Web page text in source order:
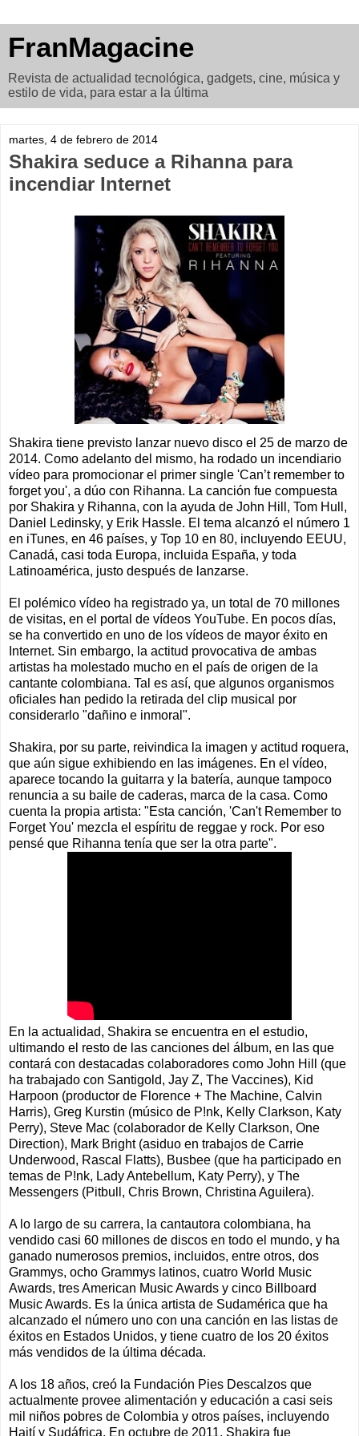
FranMagacine
Revista de actualidad tecnológica, gadgets, cine, música y
estilo de vida, para estar a la última
martes, 4 de febrero de 2014
Shakira seduce a Rihanna para
incendiar Internet
Shakira tiene previsto lanzar nuevo disco el 25 de marzo de
2014. Como adelanto del mismo, ha rodado un incendiario
vídeo para promocionar el primer single 'Can’t remember to
forget you', a dúo con Rihanna. La canción fue compuesta
por Shakira y Rihanna, con la ayuda de John Hill, Tom Hull,
Daniel Ledinsky, y Erik Hassle. El tema alcanzó el número 1
en iTunes, en 46 países, y Top 10 en 80, incluyendo EEUU,
Canadá, casi toda Europa, incluida España, y toda
Latinoamérica, justo después de lanzarse.
El polémico vídeo ha registrado ya, un total de 70 millones
de visitas, en el portal de vídeos YouTube. En pocos días,
se ha convertido en uno de los vídeos de mayor éxito en
Internet. Sin embargo, la actitud provocativa de ambas
artistas ha molestado mucho en el país de origen de la
cantante colombiana. Tal es así, que algunos organismos
oficiales han pedido la retirada del clip musical por
considerarlo "dañino e inmoral".
Shakira, por su parte, reivindica la imagen y actitud roquera,
que aún sigue exhibiendo en las imágenes. En el vídeo,
aparece tocando la guitarra y la batería, aunque tampoco
renuncia a su baile de caderas, marca de la casa. Como
cuenta la propia artista: "Esta canción, 'Can't Remember to
Forget You' mezcla el espíritu de reggae y rock. Por eso
pensé que Rihanna tenía que ser la otra parte".
En la actualidad, Shakira se encuentra en el estudio,
ultimando el resto de las canciones del álbum, en las que
contará con destacadas colaboradores como John Hill (que
ha trabajado con Santigold, Jay Z, The Vaccines), Kid
Harpoon (productor de Florence + The Machine, Calvin
Harris), Greg Kurstin (músico de P!nk, Kelly Clarkson, Katy
Perry), Steve Mac (colaborador de Kelly Clarkson, One
Direction), Mark Bright (asiduo en trabajos de Carrie
Underwood, Rascal Flatts), Busbee (que ha participado en
temas de P!nk, Lady Antebellum, Katy Perry), y The
Messengers (Pitbull, Chris Brown, Christina Aguilera).
A lo largo de su carrera, la cantautora colombiana, ha
vendido casi 60 millones de discos en todo el mundo, y ha
ganado numerosos premios, incluidos, entre otros, dos
Grammys, ocho Grammys latinos, cuatro World Music
Awards, tres American Music Awards y cinco Billboard
Music Awards. Es la única artista de Sudamérica que ha
alcanzado el número uno con una canción en las listas de
éxitos en Estados Unidos, y tiene cuatro de los 20 éxitos
más vendidos de la última década.
A los 18 años, creó la Fundación Pies Descalzos que
actualmente provee alimentación y educación a casi seis
mil niños pobres de Colombia y otros países, incluyendo
Haití y Sudáfrica. En octubre de 2011, Shakira fue